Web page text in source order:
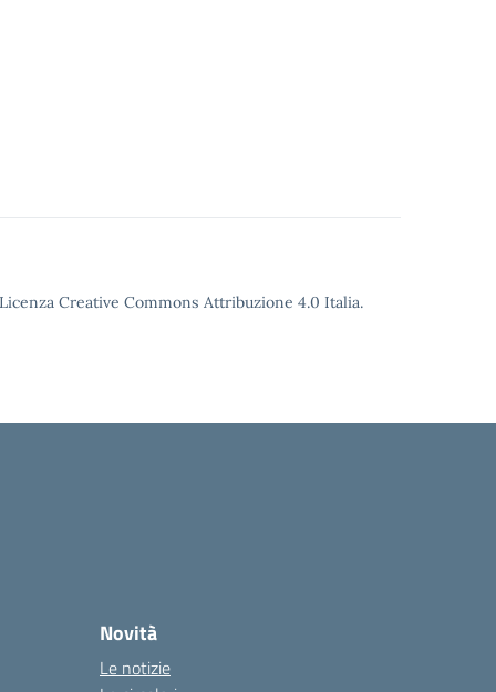
Creative Commons Attribuzione 4.0 Italia.
Novità
Le notizie